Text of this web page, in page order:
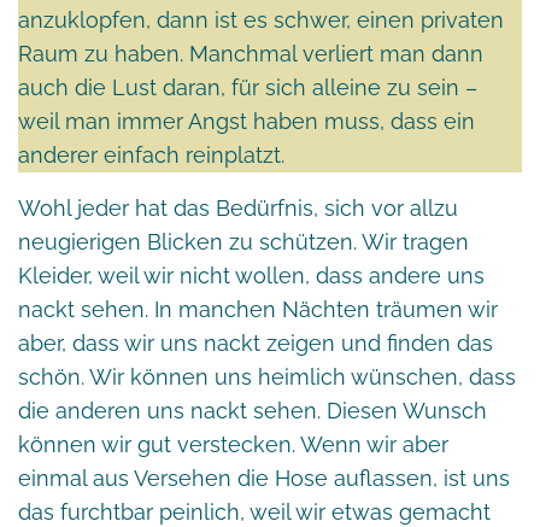
anzuklopfen, dann ist es schwer, einen privaten
Raum zu haben. Manchmal verliert man dann
auch die Lust daran, für sich alleine zu sein –
weil man immer Angst haben muss, dass ein
anderer einfach reinplatzt.
Wohl jeder hat das Bedürfnis, sich vor allzu
neugierigen Blicken zu schützen. Wir tragen
Kleider, weil wir nicht wollen, dass andere uns
nackt sehen. In manchen Nächten träumen wir
aber, dass wir uns nackt zeigen und finden das
schön. Wir können uns heimlich wünschen, dass
die anderen uns nackt sehen. Diesen Wunsch
können wir gut verstecken. Wenn wir aber
einmal aus Versehen die Hose auflassen, ist uns
das furchtbar peinlich, weil wir etwas gemacht